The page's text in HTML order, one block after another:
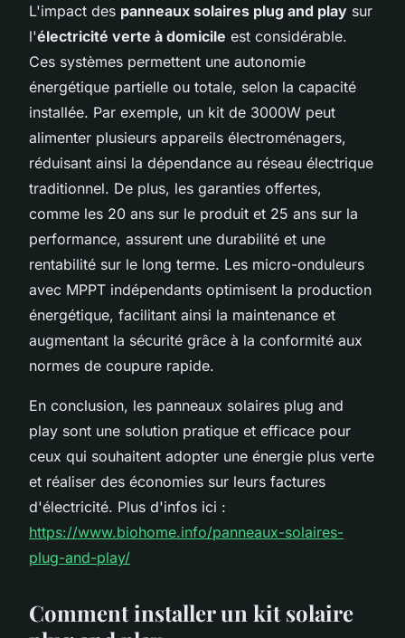
L'impact des panneaux solaires plug and play sur
l'électricité verte à domicile est considérable.
Ces systèmes permettent une autonomie
énergétique partielle ou totale, selon la capacité
installée. Par exemple, un kit de 3000W peut
alimenter plusieurs appareils électroménagers,
réduisant ainsi la dépendance au réseau électrique
traditionnel. De plus, les garanties offertes,
comme les 20 ans sur le produit et 25 ans sur la
performance, assurent une durabilité et une
rentabilité sur le long terme. Les micro-onduleurs
avec MPPT indépendants optimisent la production
énergétique, facilitant ainsi la maintenance et
augmentant la sécurité grâce à la conformité aux
normes de coupure rapide.
En conclusion, les panneaux solaires plug and
play sont une solution pratique et efficace pour
ceux qui souhaitent adopter une énergie plus verte
et réaliser des économies sur leurs factures
d'électricité. Plus d'infos ici :
https://www.biohome.info/panneaux-solaires-
plug-and-play/
Comment installer un kit solaire